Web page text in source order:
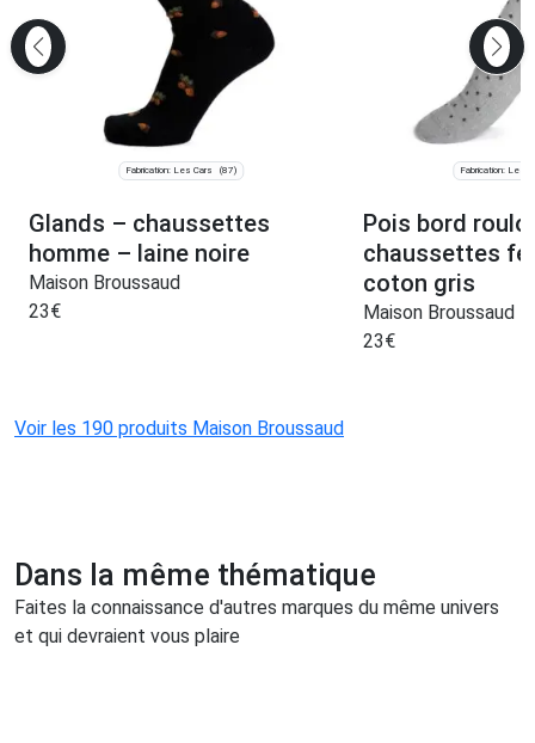
Fabrication: Les Cars (87)
Glands – chaussettes
homme – laine noire
Maison Broussaud
23€
Fabrication: Les
Pois bord
chaussettes
coton gris
Maison Broussaud
23€
Voir les 190 produits Maison Broussaud
Dans la même thématique
Faites la connaissance d'autres marques du même univers
et qui devraient vous plaire